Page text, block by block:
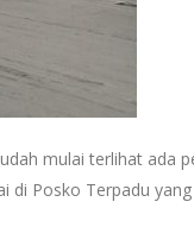
mulai terlihat ada
Posko Terpadu